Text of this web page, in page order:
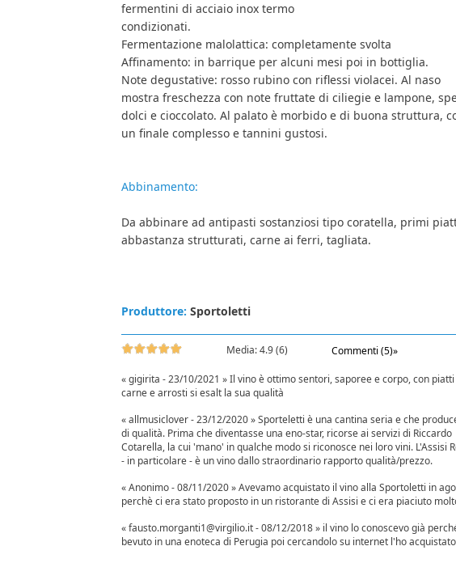
fermentini di acciaio inox termo
condizionati.
Fermentazione malolattica: completamente svolta
Affinamento: in barrique per alcuni mesi poi in bottiglia.
Note degustative: rosso rubino con riflessi violacei. Al naso
mostra freschezza con note fruttate di ciliegie e lampone,
dolci e cioccolato. Al palato è morbido e di buona struttura,
un finale complesso e tannini gustosi.
Abbinamento:
Da abbinare ad antipasti sostanziosi tipo coratella, primi
abbastanza strutturati, carne ai ferri, tagliata.
Produttore: Sportoletti
Media:4.9(6) Commenti (5)»
« gigirita - 23/10/2021 » Il vino è ottimo sentori, saporee e corpo, con piatti
carne e arrosti si esalt la sua qualità
« allmusiclover - 23/12/2020 » Sporteletti è una cantina seria e che
di qualità. Prima che diventasse una eno-star, ricorse ai servizi di Riccardo
Cotarella, la cui 'mano' in qualche modo si riconosce nei loro vini. L'Assisi
- in particolare - è un vino dallo straordinario rapporto qualità/prezzo.
« Anonimo - 08/11/2020 » Avevamo acquistato il vino alla Sportoletti in
perchè ci era stato proposto in un ristorante di Assisi e ci era piaciuto
« fausto.morganti1@virgilio.it - 08/12/2018 » il vino lo conoscevo già
bevuto in una enoteca di Perugia poi cercandolo su internet l'ho acquistato